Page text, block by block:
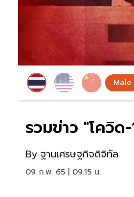
รวมข่าว "โควิ
By ฐานเศรษฐกิจดิจิทัล
09 ก.พ. 65 | 09:15 น.